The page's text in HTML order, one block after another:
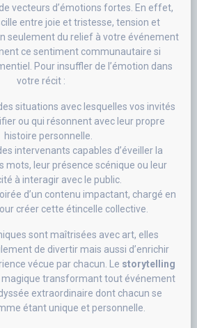
vecteurs d’émotions fortes. En effet,
entre joie et tristesse, tension et
seulement du relief à votre événement
ce sentiment communautaire si
Pour insuffler de l’émotion dans
votre récit :
situations avec lesquelles vos invités
ou qui résonnent avec leur propre
histoire personnelle.
intervenants capables d’éveiller la
mots, leur présence scénique ou leur
à interagir avec le public.
d’un contenu impactant, chargé en
créer cette étincelle collective.
sont maîtrisées avec art, elles
de divertir mais aussi d’enrichir
vécue par chacun. Le storytelling
magique transformant tout événement
extraordinaire dont chacun se
étant unique et personnelle.